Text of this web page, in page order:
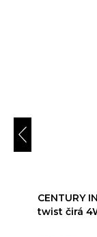
CENTURY
twist čirá